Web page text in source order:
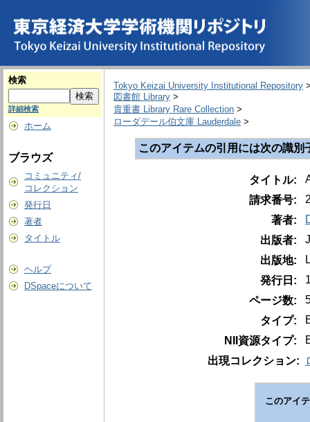
検索
詳細検索
ホーム
ブラウズ
コミュニティ/
コレクション
発行日
著者
タイトル
ヘルプ
DSpaceについて
Tokyo Keizai University Institutional Repository
図書館 Library >
貴重書 Library Rare Collection >
ローダデール伯文庫 Lauderdale >
このアイテムの引用には次の識
タイトル:
請求番号:
著者:
出版者:
出版地:
発行日:
ページ数:
タイプ:
NII資源タイプ:
出現コレクション:
このアイ